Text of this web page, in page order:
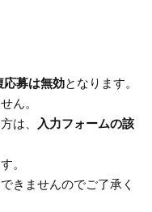
応募は無効となります。
ん。
は、
入力フォームの該
。
きませんのでご了承く